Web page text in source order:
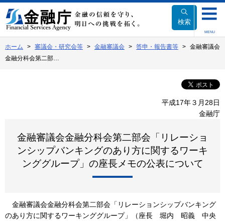
文
へ
動
検索
MENU
ホーム 審議会・研究会等 金融審議会 答申・報告書等
金融審議会
金融分科会第二部…
平成17年３月28日
金融庁
金融審議会金融分科会第二部会「リレーショ
ンシップバンキングのあり方に関するワーキ
ンググループ」の座長メモの公表について
金融審議会金融分科会第二部会「リレーションシップバンキング
のあり方に関するワーキンググループ」（座長 堀内 昭義 中央